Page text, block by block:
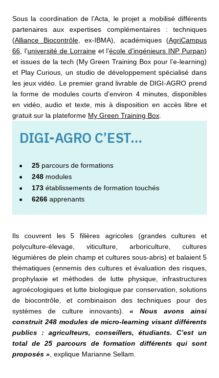
Sous la coordination de l’Acta, le projet a mobilisé différents
partenaires aux expertises complémentaires : techniques
(Alliance Biocontrôle, ex-IBMA), académiques (AgriCampus
66 , l’université de Lorraineet l’école d’ingénieurs INP Purpan)
et issues de la tech (My Green Training Box pour l’e-learning)
et Play Curious, un studio de développement spécialisé dans
les jeux vidéo. Le premier grand livrable de DIGI-AGRO prend
la forme de modules courts d’environ 4 minutes, disponibles
en vidéo, audio et texte, mis à disposition en accès libre et
gratuit sur la plateforme My Green Training Box
DIGI-AGRO C’EST…
25 parcours de formations
248 modules
173 établissements de formation touchés
6266 apprenants
Ils couvrent les 5 filières agricoles (grandes cultures et
polyculture-élevage, viticulture, arboriculture, cultures
légumières de plein champ et cultures sous-abris) et balaient 5
thématiques (ennemis des cultures et évaluation des risques,
prophylaxie et méthodes de lutte physique, infrastructures
agroécologiques et lutte biologique par conservation, solutions
de biocontrôle, et combinaison des techniques pour des
systèmes de culture innovants).« Nous avons ainsi
construit 248 modules de micro-learning visant différents
publics : agriculteurs,
conseillers, étudiants. C’est un
total de 25 parcours de formation
différents qui sont
proposés » , explique Marianne Sellam.